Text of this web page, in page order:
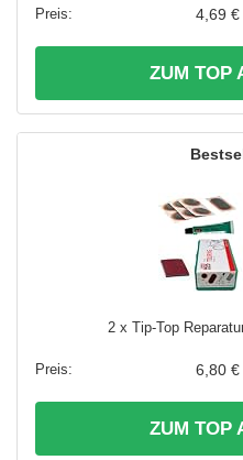
4,69 €
ZUM TOP
2 x Tip-Top
6,80 €
ZUM TOP